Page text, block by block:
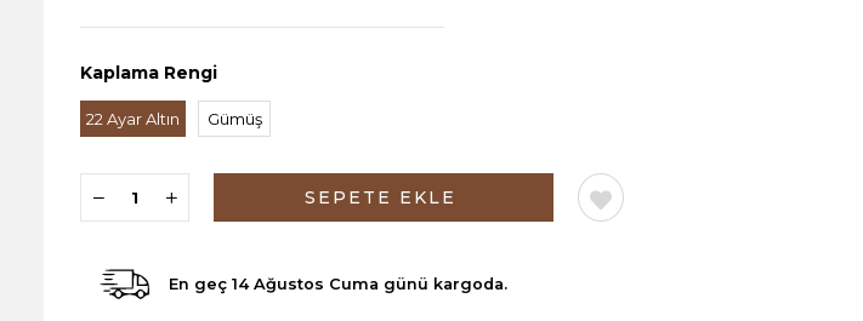
Kaplama Rengi
22 Ayar Altın Gümüş
En geç 14 Ağustos Cuma günü kargoda.